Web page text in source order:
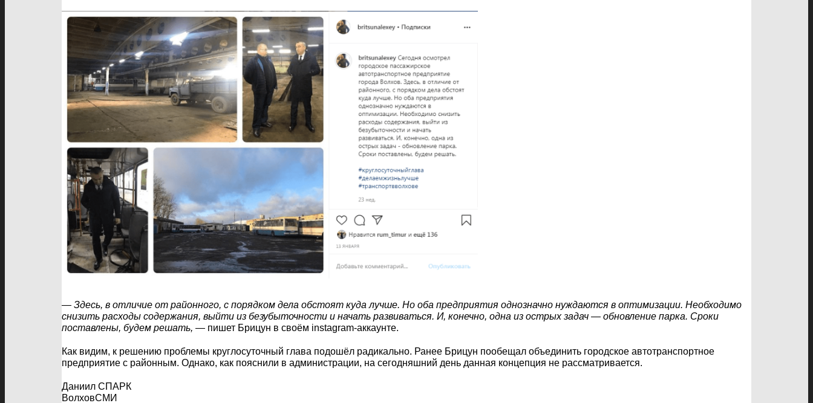
— Здесь, в отличие от районного, с порядком дела обстоят куда лучше. Но оба предприятия однозначно нуждаются в оптимизации. Необходимо
снизить расходы содержания, выйти из безубыточности и начать развиваться. И, конечно, одна из острых задач — обновление парка. Сроки
поставлены, будем решать, — пишет Брицун в своём instagram-аккаунте.
Как видим, к решению проблемы круглосуточный глава подошёл радикально. Ранее Брицун пообещал объединить городское автотранспортное
предприятие с районным. Однако, как пояснили в администрации, на сегодняшний день данная концепция не рассматривается.
Даниил СПАРК
ВолховСМИ